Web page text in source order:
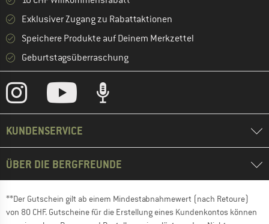
Exklusiver Zugang zu Rabattaktionen
Speichere Produkte auf Deinem Merkzettel
Geburtstagsüberraschung
KUNDENSERVICE
ÜBER DIE BERGFREUNDE
**Der Gutschein gilt ab einem Mindestabnahmewert (nach Retoure)
von 80 CHF. Gutscheine für die Erstellung eines Kundenkontos können